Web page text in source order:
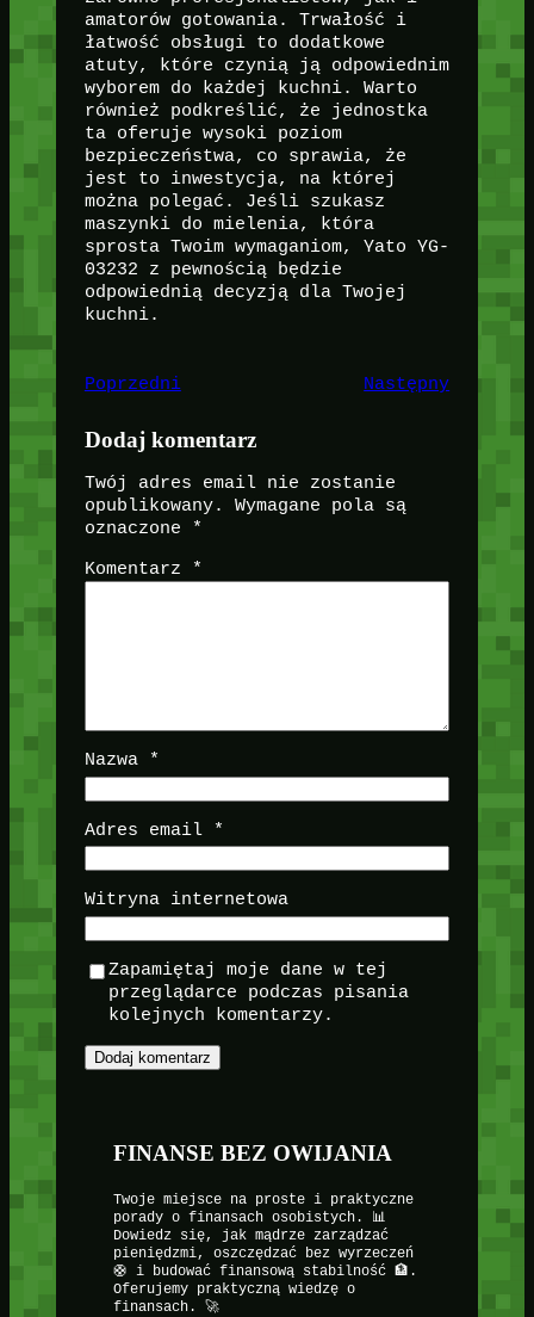
amatorów gotowania. Trwałość i
łatwość obsługi to dodatkowe
atuty, które czynią ją odpowiednim
wyborem do każdej kuchni. Warto
również podkreślić, że jednostka
ta oferuje wysoki poziom
bezpieczeństwa, co sprawia, że
jest to inwestycja, na której
można polegać. Jeśli szukasz
maszynki do mielenia, która
sprosta Twoim wymaganiom, Yato YG-
03232 z pewnością będzie
odpowiednią decyzją dla Twojej
kuchni.
Poprzedni Następny
Dodaj komentarz
Twój adres email nie zostanie
opublikowany.
Wymagane pola są
oznaczone
*
Komentarz *
Nazwa *
Adres email *
Witryna internetowa
Zapamiętaj moje dane w tej
przeglądarce podczas pisania
kolejnych komentarzy.
FINANSE BEZ OWIJANIA
Twoje miejsce na proste i praktyczne
porady o finansach osobistych. 📊
Dowiedz się, jak mądrze zarządzać
pieniędzmi, oszczędzać bez wyrzeczeń
🛟 i budować finansową stabilność 🏦.
Oferujemy praktyczną wiedzę o
finansach. 🚀